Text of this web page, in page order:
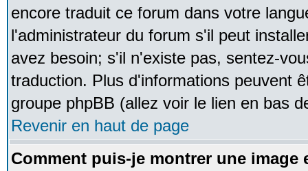
encore traduit ce forum dans votre
l'administrateur du forum s'il peut
avez besoin; s'il n'existe pas, sentez-
traduction. Plus d'informations peuvent
groupe phpBB (allez voir le lien en bas
Revenir en haut de page
Comment puis-je montrer une image